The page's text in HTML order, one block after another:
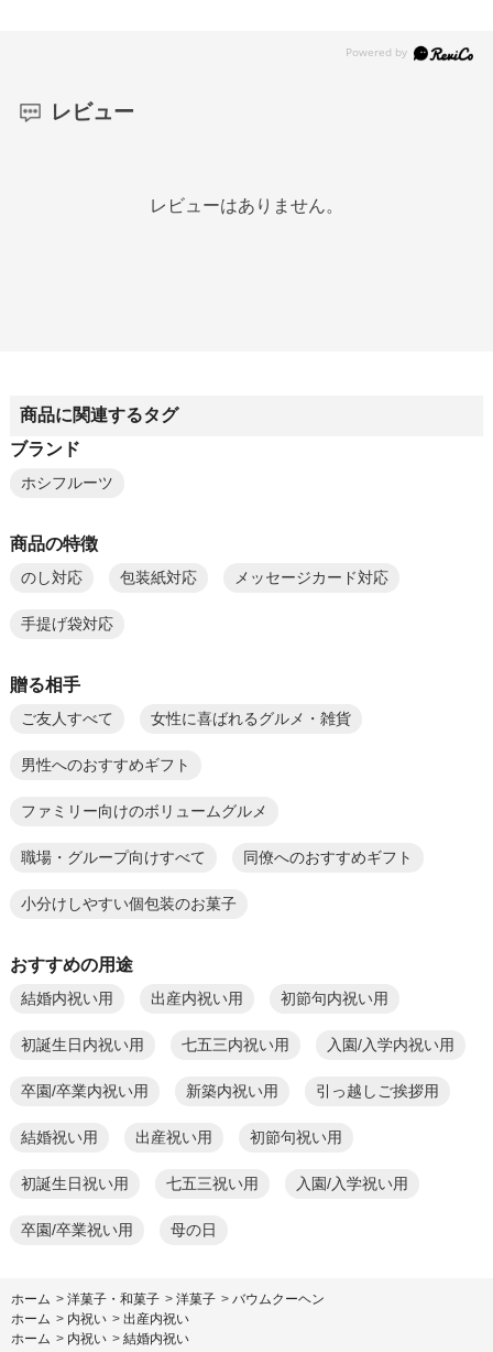
レビュー
レビューはありません。
商品に関連するタグ
ブランド
ホシフルーツ
商品の特徴
のし対応 包装紙対応 メッセージカード対応
手提げ袋対応
贈る相手
ご友人すべて 女性に喜ばれるグルメ・雑貨
男性へのおすすめギフト
ファミリー向けのボリュームグルメ
職場・グループ向けすべて 同僚へのおすすめギフト
小分けしやすい個包装のお菓子
おすすめの用途
結婚内祝い用 出産内祝い用 初節句内祝い用
初誕生日内祝い用 七五三内祝い用 入園/入学内祝い用
卒園/卒業内祝い用 新築内祝い用 引っ越しご挨拶用
結婚祝い用 出産祝い用 初節句祝い用
初誕生日祝い用 七五三祝い用 入園/入学祝い用
卒園/卒業祝い用 母の日
ホーム > 洋菓子・和菓子 > 洋菓子 > バウムクーヘン
ホーム > 内祝い > 出産内祝い
ホーム > 内祝い > 結婚内祝い